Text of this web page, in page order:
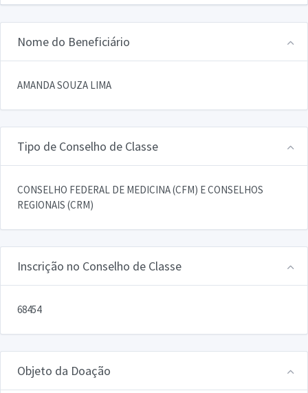
Nome do Beneficiário
AMANDA SOUZA LIMA
Tipo de Conselho de Classe
CONSELHO FEDERAL DE MEDICINA (CFM) E CONSELHOS
REGIONAIS (CRM)
Inscrição no Conselho de Classe
68454
Objeto da Doação